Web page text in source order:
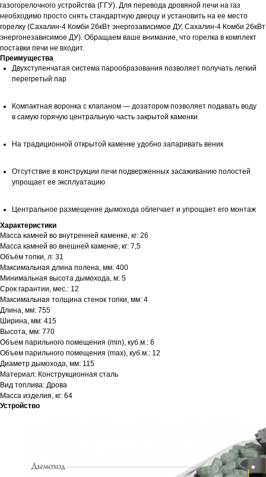
газогорелочного устройства (ГГУ). Для перевода дровяной печи на газ
необходимо просто снять стандартную дверцу и установить на ее место
горелку (Сахалин-4 Комби 26кВт энергозависимое ДУ, Сахалин-4 Комби 26кВт
энергонезависимое ДУ). Обращаем ваше внимание, что горелка в комплект
поставки печи не входит.
Преимущества
Двухступенчатая система парообразования позволяет получать легкий
перегретый пар
Компактная воронка с клапаном — дозатором позволяет подавать воду
в самую горячую центральную часть закрытой каменки
На традиционной открытой каменке удобно запаривать веник
Отсутствие в конструкции печи подверженных засаживанию полостей
упрощает ее эксплуатацию
Центральное размещение дымохода облегчает и упрощает его монтаж
Характеристики
Масса камней во внутренней каменке, кг: 26
Масса камней во внешней каменке, кг: 7,5
Объём топки, л: 31
Максимальная длина полена, мм: 400
Минимальная высота дымохода, м: 5
Срок гарантии, мес.: 12
Максимальная толщина стенок топки, мм: 4
Длина, мм: 755
Ширина, мм: 415
Высота, мм: 770
Объем парильного помещения (min), куб.м.: 6
Объем парильного помещения (max), куб.м.: 12
Диаметр дымохода, мм: 115
Материал: Конструкционная сталь
Вид топлива: Дрова
Масса изделия, кг: 64
Устройство